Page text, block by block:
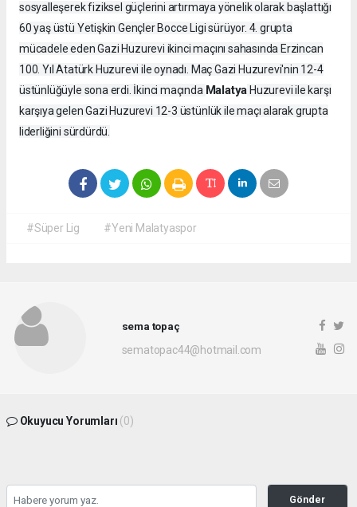
sosyalleşerek fiziksel güçlerini artırmaya yönelik olarak başlattığı
60 yaş üstü Yetişkin Gençler Bocce Ligi sürüyor. 4. grupta
mücadele eden Gazi Huzurevi ikinci maçını sahasında Erzincan
100. Yıl Atatürk Huzurevi ile oynadı. Maç Gazi Huzurevi'nin 12-4
üstünlüğüyle sona erdi. İkinci maçında Malatya Huzurevi ile karşı
karşıya gelen Gazi Huzurevi 12-3 üstünlük ile maçı alarak grupta
liderliğini sürdürdü.
#Süper Lig #Yeni Malatyaspor
sema topaç
sematopac44@hotmail.com
Okuyucu Yorumları (0)
Gönder